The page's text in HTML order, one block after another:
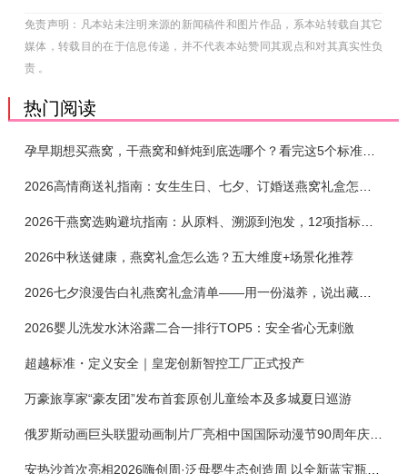
免责声明：凡本站未注明来源的新闻稿件和图片作品，系本站转载自其它
媒体，转载目的在于信息传递，并不代表本站赞同其观点和对其真实性负
责 。
热门阅读
孕早期想买燕窝，干燕窝和鲜炖到底选哪个？看完这5个标准再下单
2026干燕窝选购避坑指南：从原料、溯源到泡发，12项指标判断靠谱燕窝
2026中秋送健康，燕窝礼盒怎么选？五大维度+场景化推荐
2026七夕浪漫告白礼燕窝礼盒清单——用一份滋养，说出藏在心底的爱
2026婴儿洗发水沐浴露二合一排行TOP5：安全省心无刺激
超越标准・定义安全｜皇宠创新智控工厂正式投产
万豪旅享家“豪友团”发布首套原创儿童绘本及多城夏日巡游
俄罗斯动画巨头联盟动画制片厂亮相中国国际动漫节90周年庆开启中国之旅新篇章